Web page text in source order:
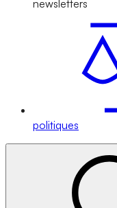
newsletters
politiques